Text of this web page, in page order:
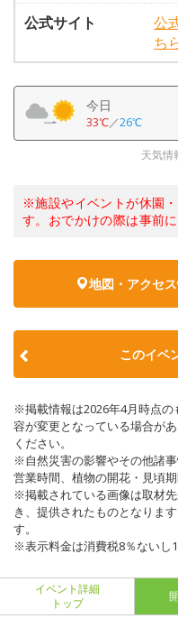
公式サイト
公
ち
今日
33℃／26℃
天気情
※施設やイベントが休園
す。おでかけの際は事前に
地図・アクセ
このイベ
※掲載情報は2026年4月時点
容が変更となっている場合が
ください。
※自然災害の影響やその他諸
営業時間、植物の開花・見頃
※掲載されている画像は取材
き、提供されたものとなりま
す。
※表示料金は消費税8％ないし
イベント詳細
トップ